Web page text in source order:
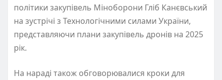
політики закупівель Міноборони Гліб Канєвський
на зустрічі з Технологічними силами України,
представляючи плани закупівель дронів на 2025
рік.
На нараді також обговорювалися кроки для